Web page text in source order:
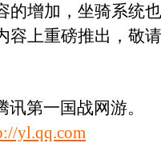
的增加，坐骑系统
容上重磅推出，敬
第一国战网游。
yl.qq.com